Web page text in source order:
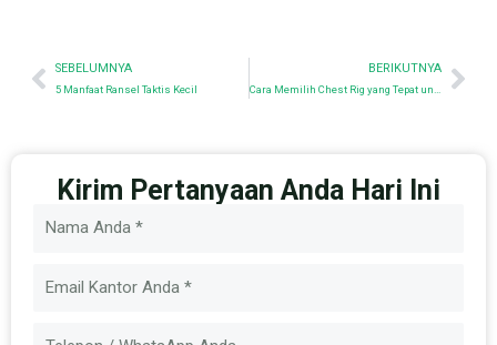
Sebelumnya
SEBELUMNYA
5 Manfaat Ransel Taktis Kecil
BERIKUTNYA
Kirim Pertanyaan Anda Hari Ini